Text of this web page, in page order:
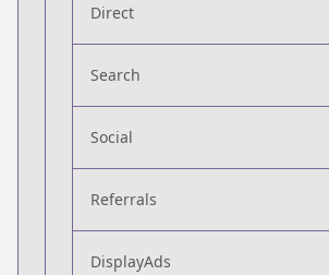
Direct
Search
Social
Referrals
DisplayAds